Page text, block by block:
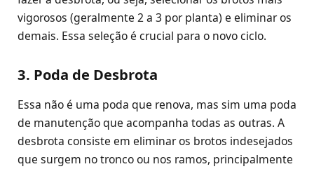
vigorosos (geralmente 2 a 3 por planta) e eliminar os
demais. Essa seleção é crucial para o novo ciclo.
3. Poda de Desbrota
Essa não é uma poda que renova, mas sim uma poda
de manutenção que acompanha todas as outras. A
desbrota consiste em eliminar os brotos indesejados
que surgem no tronco ou nos ramos, principalmente